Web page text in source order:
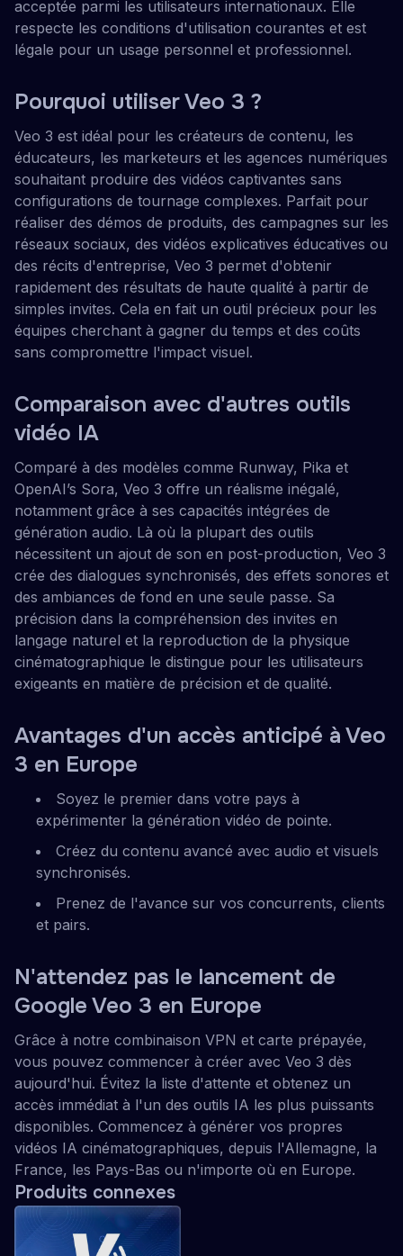
acceptée parmi les utilisateurs internationaux. Elle
respecte les conditions d'utilisation courantes et est
légale pour un usage personnel et professionnel.
Pourquoi utiliser Veo 3 ?
Veo 3 est idéal pour les créateurs de contenu, les
éducateurs, les marketeurs et les agences numériques
souhaitant produire des vidéos captivantes sans
configurations de tournage complexes. Parfait pour
réaliser des démos de produits, des campagnes sur les
réseaux sociaux, des vidéos explicatives éducatives ou
des récits d'entreprise, Veo 3 permet d'obtenir
rapidement des résultats de haute qualité à partir de
simples invites. Cela en fait un outil précieux pour les
équipes cherchant à gagner du temps et des coûts
sans compromettre l'impact visuel.
Comparaison avec d'autres outils
vidéo IA
Comparé à des modèles comme Runway, Pika et
OpenAI’s Sora, Veo 3 offre un réalisme inégalé,
notamment grâce à ses capacités intégrées de
génération audio. Là où la plupart des outils
nécessitent un ajout de son en post-production, Veo 3
crée des dialogues synchronisés, des effets sonores et
des ambiances de fond en une seule passe. Sa
précision dans la compréhension des invites en
langage naturel et la reproduction de la physique
cinématographique le distingue pour les utilisateurs
exigeants en matière de précision et de qualité.
Avantages d'un accès anticipé à Veo
3 en Europe
Soyez le premier dans votre pays à
expérimenter la génération vidéo de pointe.
Créez du contenu avancé avec audio et visuels
synchronisés.
Prenez de l'avance sur vos concurrents, clients
et pairs.
N'attendez pas le lancement de
Google Veo 3 en Europe
Grâce à notre combinaison VPN et carte prépayée,
vous pouvez commencer à créer avec Veo 3 dès
aujourd'hui. Évitez la liste d'attente et obtenez un
accès immédiat à l'un des outils IA les plus puissants
disponibles. Commencez à générer vos propres
vidéos IA cinématographiques, depuis l'Allemagne, la
France, les Pays-Bas ou n'importe où en Europe.
Produits connexes